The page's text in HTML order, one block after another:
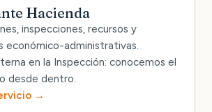
Hacienda
inspecciones, recursos y
económico-administrativas.
en la Inspección: conocemos el
desde dentro.